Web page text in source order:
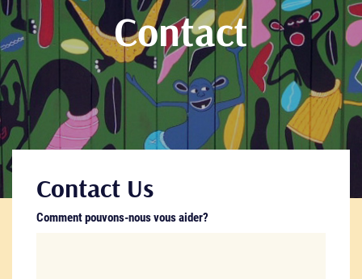
Contact
Contact Us
Comment pouvons-nous vous aider?